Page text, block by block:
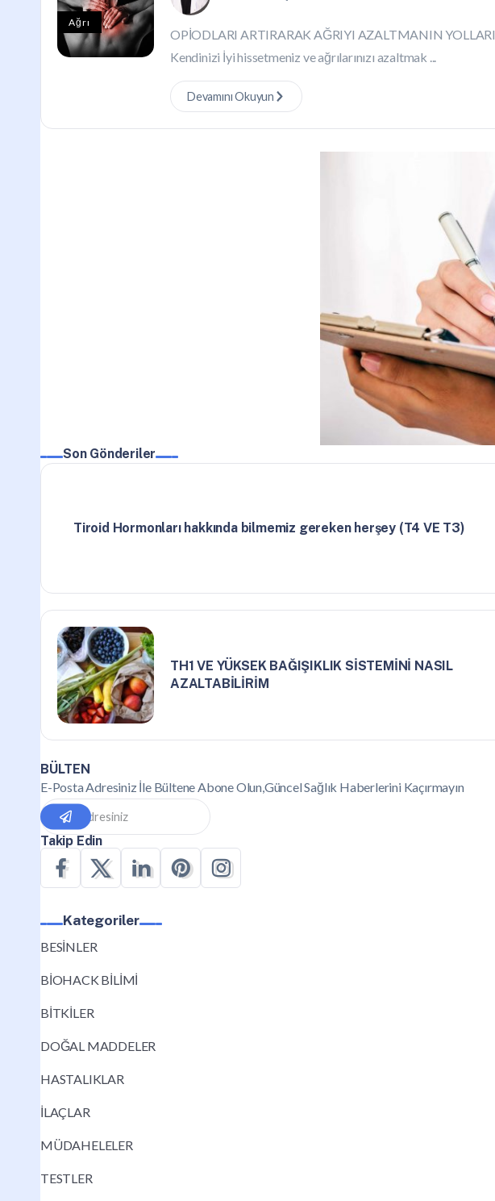
Ağrı
OPİODLARI ARTIRARAK AĞRIYI AZALTMANIN YOLLARI
Kendinizi İyi hissetmeniz ve ağrılarınızı azaltmak ...
Devamını Okuyun
Son Gönderiler
Tiroid Hormonları hakkında bilmemiz gereken herşey (T4 VE T3)
TH1 VE YÜKSEK BAĞIŞIKLIK SİSTEMİNİ NASIL
AZALTABİLİRİM
BÜLTEN
E-Posta Adresiniz İle Bültene Abone Olun,Güncel Sağlık Haberlerini Kaçırmayın
Takip Edin
Kategoriler
BESİNLER
BİOHACK BİLİMİ
BİTKİLER
DOĞAL MADDELER
HASTALIKLAR
İLAÇLAR
MÜDAHELELER
TESTLER